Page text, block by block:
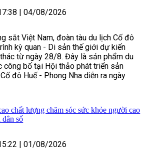
| 04/08/2026
sắt Việt Nam, đoàn tàu du lịch Cố đô
kỳ quan - Di sản thế giới dự kiến
từ ngày 28/8. Đây là sản phẩm du
bố tại Hội thảo phát triển sản
đô Huế - Phong Nha diễn ra ngày
chất lượng chăm sóc sức khỏe người cao
số
| 01/08/2026